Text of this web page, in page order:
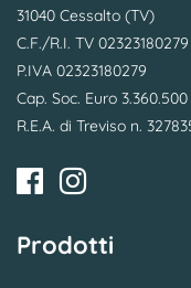
31040 Cessalto (TV)
C.F./R.I. TV 02323180279
P.IVA 02323180279
Cap. Soc. Euro 3.360.500
R.E.A. di Treviso n.
Prodotti